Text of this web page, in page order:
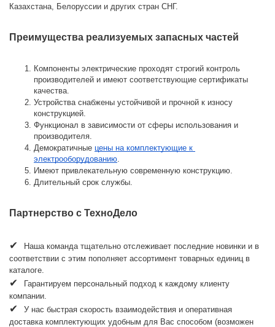
Казахстана, Белоруссии и других стран СНГ.
Преимущества реализуемых запасных частей
Компоненты электрические проходят строгий контроль
производителей и имеют соответствующие сертификаты
качества.
Устройства снабжены устойчивой и прочной к износу
конструкцией.
Функционал в зависимости от сферы использования и
производителя.
Демократичные цены на комплектующие к
электрооборудованию.
Имеют привлекательную современную конструкцию.
Длительный срок службы.
Партнерство с ТехноДело
✔
Наша команда тщательно отслеживает последние новинки и в
соответствии с этим пополняет ассортимент товарных единиц в
каталоге.
✔
Гарантируем персональный подход к каждому клиенту
компании.
✔
У нас быстрая скорость взаимодействия и оперативная
доставка комплектующих удобным для Вас способом (возможен